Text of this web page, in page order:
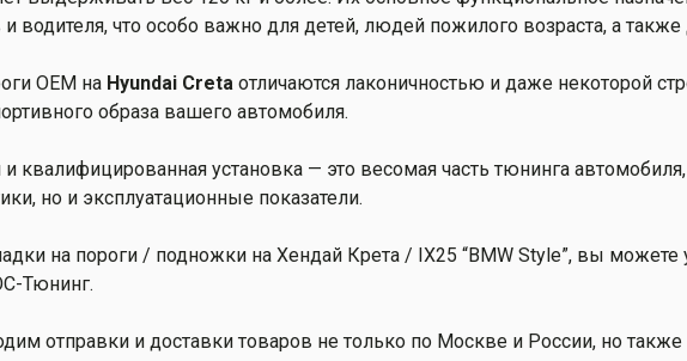
водителя, что особо важно для детей, людей пожилого возраста, а
OEM на Hyundai Creta отличаются лаконичностью и даже некоторой
образа вашего автомобиля.
и квалифицированная установка — это весомая часть тюнинга
но и эксплуатационные показатели.
на пороги / подножки на Хендай Крета / IX25 “BMW Style”, вы
Тюнинг.
отправки и доставки товаров не только по Москве и России, но также